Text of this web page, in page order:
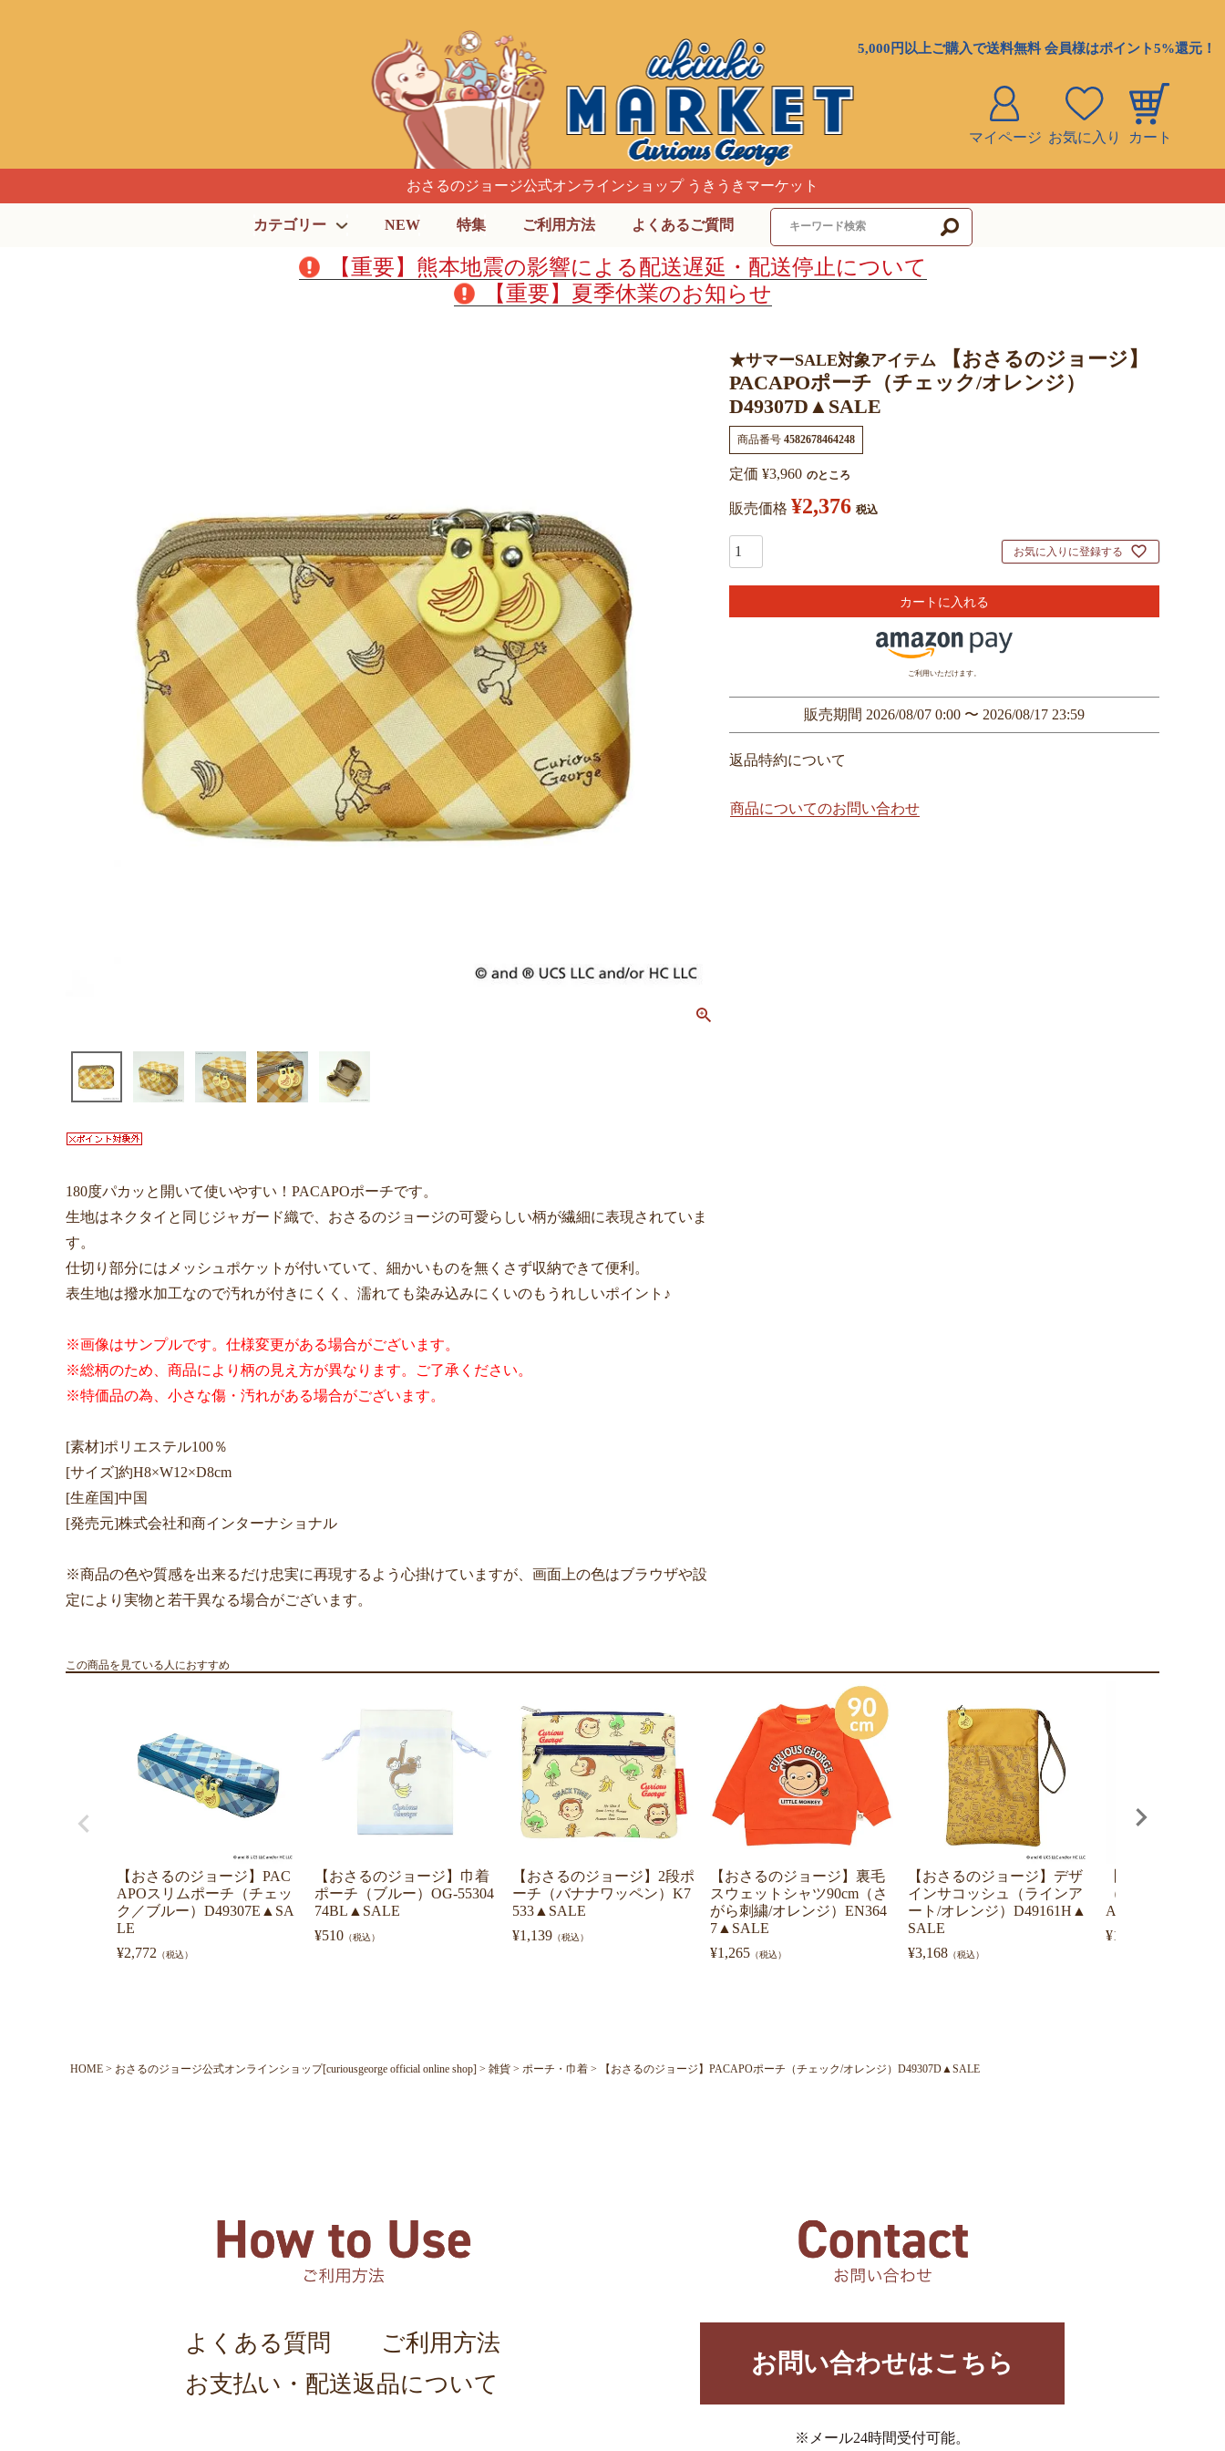
5,000円以上ご購入で送料無料 会員様はポイント5%還元！
マイページ お気に入り カート
おさるのジョージ公式オンラインショップ うきうきマーケット
カテゴリー NEW 特集 ご利用方法 よくあるご質問
【重要】熊本地震の影響による配送遅延・配送停止について
【重要】夏季休業のお知らせ
★サマーSALE対象アイテム
【おさるのジョージ】
PACAPOポーチ（チェック/オレンジ）
D49307D▲SALE
商品番号 4582678464248
定価 ¥3,960 のところ
販売価格 ¥2,376 税込
お気に入りに登録する
カートに入れる
ご利用いただけます。
販売期間 2026/08/07 0:00 〜 2026/08/17 23:59
返品特約について
商品についてのお問い合わせ
180度パカッと開いて使いやすい！PACAPOポーチです。
生地はネクタイと同じジャガード織で、おさるのジョージの可愛らしい柄が繊細に表現されていま
す。
仕切り部分にはメッシュポケットが付いていて、細かいものを無くさず収納できて便利。
表生地は撥水加工なので汚れが付きにくく、濡れても染み込みにくいのもうれしいポイント♪
※画像はサンプルです。仕様変更がある場合がございます。
※総柄のため、商品により柄の見え方が異なります。ご了承ください。
※特価品の為、小さな傷・汚れがある場合がございます。
[素材]ポリエステル100％
[サイズ]約H8×W12×D8cm
[生産国]中国
[発売元]株式会社和商インターナショナル
※商品の色や質感を出来るだけ忠実に再現するよう心掛けていますが、画面上の色はブラウザや設
定により実物と若干異なる場合がございます。
この商品を見ている人におすすめ
【おさるのジョージ】PAC
APOスリムポーチ（チェッ
ク／ブルー）D49307E▲SA
LE
¥2,772 （税込）
【おさるのジョージ】巾着
ポーチ（ブルー）OG-55304
74BL▲SALE
¥510 （税込）
【おさるのジョージ】2段ポ
ーチ（バナナワッペン）K7
533▲SALE
¥1,139 （税込）
【おさるのジョージ】裏毛
スウェットシャツ90cm（さ
がら刺繍/オレンジ）EN364
7▲SALE
¥1,265 （税込）
【おさるのジョージ】デザ
インサコッシュ（ラインア
ート/オレンジ）D49161H▲
SALE
¥3,168 （税込）
（オレンジぶち
A-1465
¥1,100
HOME おさるのジョージ公式オンラインショップ[curiousgeorge official online shop] 雑貨 ポーチ・巾着 【おさるのジョージ】PACAPOポーチ（チェック/オレンジ）D49307D▲SALE
よくある質問
ご利用方法
お支払い・配送返品について
お問い合わせはこちら
※メール24時間受付可能。